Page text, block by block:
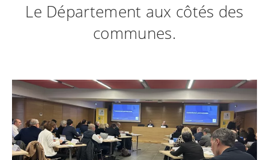
Le Département aux côtés des
communes.